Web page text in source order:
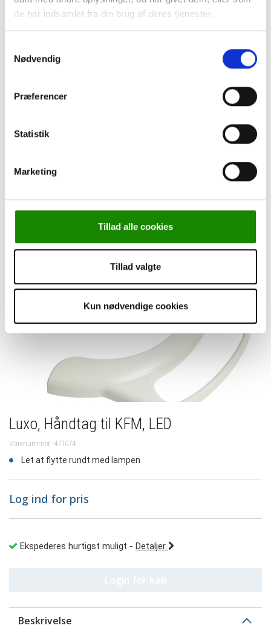
de har indsamlet fra din brug af deres tjenester.
Nødvendig
Præferencer
Statistik
Marketing
Tillad alle cookies
Tillad valgte
Kun nødvendige cookies
Leasing
Cookie-politik
Persondatapolitik
Torben går på pension
Forside -
Luxo, Håndtag
Luxo, Håndtag til KFM, LED
Varenummer: 471074
Let at flytte rundt med lampen
Log ind for pris
Ekspederes hurtigst muligt - Detaljer
Beskrivelse